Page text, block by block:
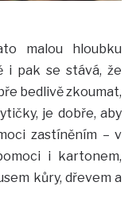
malou hloubku
i pak se stává, že
bedlivě zkoumat,
je dobře, aby
zastíněním – v
i kartonem,
kůry, dřevem a